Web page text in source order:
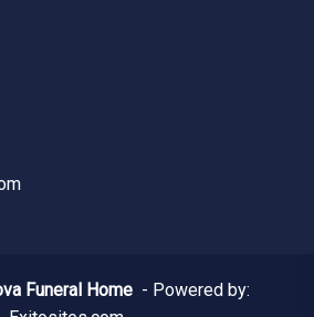
Funeral Home - Powered by: